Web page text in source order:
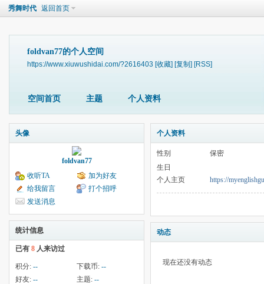
秀舞时代 返回首页
foldvan77的个人空间
https://www.xiuwushidai.com/?2616403 [收藏] [复制] [RSS]
空间首页 主题 个人资料
头像
foldvan77
收听TA
加为好友
给我留言
打个招呼
发送消息
统计信息
已有 8 人来访过
积分: -- 下载币: --
好友: -- 主题: --
个人资料
性别
保密
生日
个人主页
https://
动态
现在还没有动态